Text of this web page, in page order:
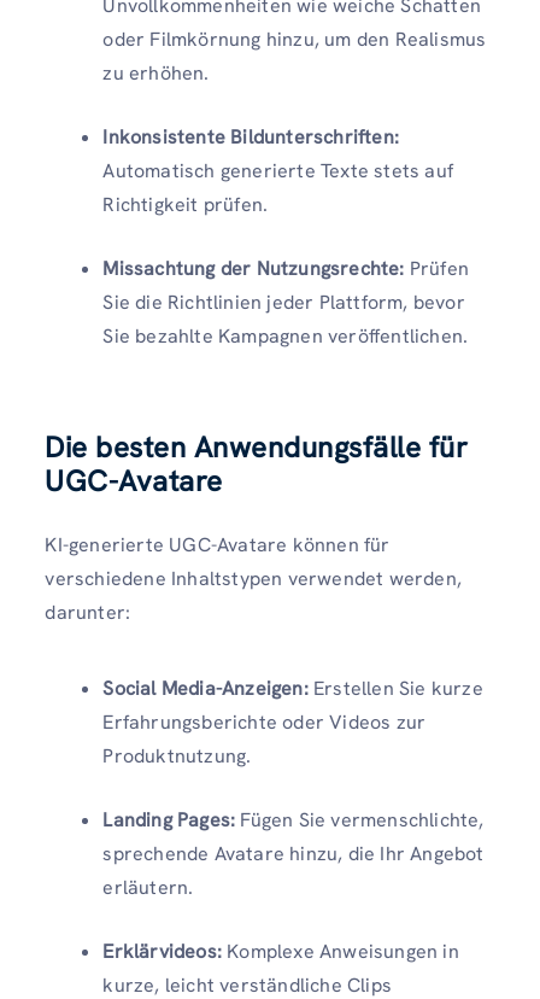
oder Filmkörnung hinzu, um den Realismus
zu erhöhen.
Inkonsistente Bildunterschriften:
Automatisch generierte Texte stets auf
Richtigkeit prüfen.
Missachtung der Nutzungsrechte: Prüfen
Sie die Richtlinien jeder Plattform, bevor
Sie bezahlte Kampagnen veröffentlichen.
Die besten Anwendungsfälle für
UGC-Avatare
KI-generierte UGC-Avatare können für
verschiedene Inhaltstypen verwendet werden,
darunter:
Social Media-Anzeigen:Erstellen Sie kurze
Erfahrungsberichte oder Videos zur
Produktnutzung.
Landing Pages: Fügen Sie vermenschlichte,
sprechende Avatare hinzu, die Ihr Angebot
erläutern.
Erklärvideos: Komplexe Anweisungen in
kurze, leicht verständliche Clips